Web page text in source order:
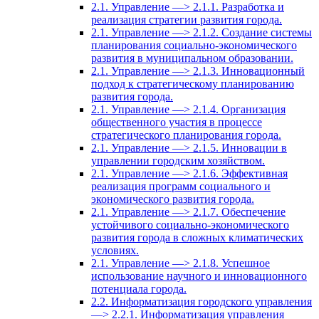
2.1. Управление —> 2.1.1. Разработка и
реализация стратегии развития города.
2.1. Управление —> 2.1.2. Создание системы
планирования социально-экономического
развития в муниципальном образовании.
2.1. Управление —> 2.1.3. Инновационный
подход к стратегическому планированию
развития города.
2.1. Управление —> 2.1.4. Организация
общественного участия в процессе
стратегического планирования города.
2.1. Управление —> 2.1.5. Инновации в
управлении городским хозяйством.
2.1. Управление —> 2.1.6. Эффективная
реализация программ социального и
экономического развития города.
2.1. Управление —> 2.1.7. Обеспечение
устойчивого социально-экономического
развития города в сложных климатических
условиях.
2.1. Управление —> 2.1.8. Успешное
использование научного и инновационного
потенциала города.
2.2. Информатизация городского управления
—> 2.2.1. Информатизация управления